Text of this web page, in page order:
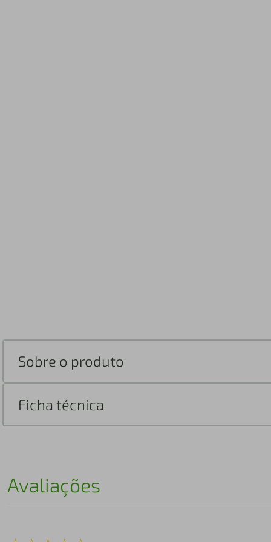
Sobre o produto
Ficha técnica
Avaliações